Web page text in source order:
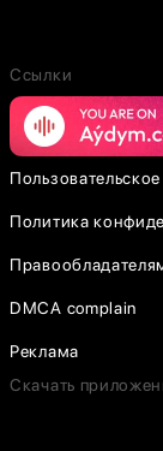
Ссылки
Политика
DMCA complain
Реклама
Скачать